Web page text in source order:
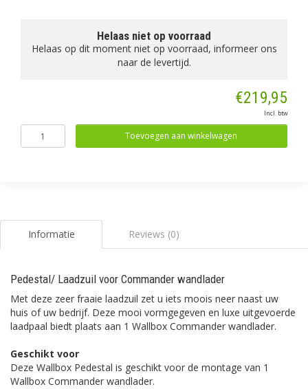
Helaas niet op voorraad
Helaas op dit moment niet op voorraad, informeer ons
naar de levertijd.
€219,95
Incl. btw
Toevoegen aan winkelwagen
Informatie Reviews (0)
Pedestal/ Laadzuil voor Commander wandlader
Met deze zeer fraaie laadzuil zet u iets moois neer naast uw
huis of uw bedrijf. Deze mooi vormgegeven en luxe uitgevoerde
laadpaal biedt plaats aan 1 Wallbox Commander wandlader.
Geschikt voor
Deze Wallbox Pedestal is geschikt voor de montage van 1
Wallbox Commander wandlader.